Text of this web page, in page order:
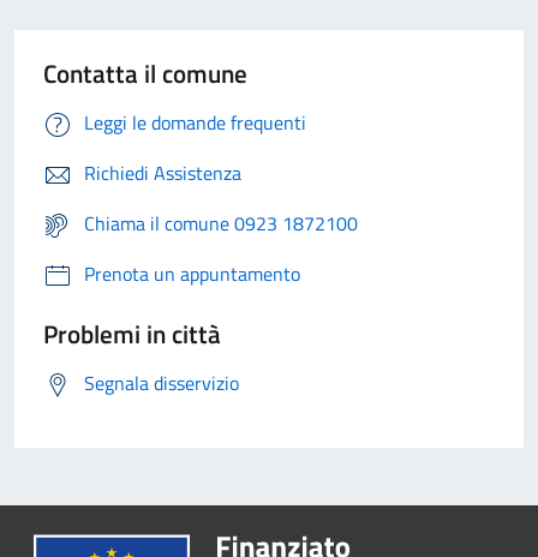
Contatta il comune
Leggi le domande frequenti
Richiedi Assistenza
Chiama il comune 0923 1872100
Prenota un appuntamento
Problemi in città
Segnala disservizio